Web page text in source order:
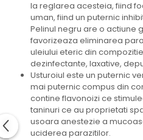
la reglarea acesteia, fiind
uman, fiind un puternic
Pelinul negru are o actiune
favorizeaza eliminarea
uleiului eteric din
dezinfectante, laxative,
Usturoiul este un puternic
mai puternic compus din
contine flavonoizi ce
taninuri ce au proprietati
usoara anestezie a
uciderea parazitilor.